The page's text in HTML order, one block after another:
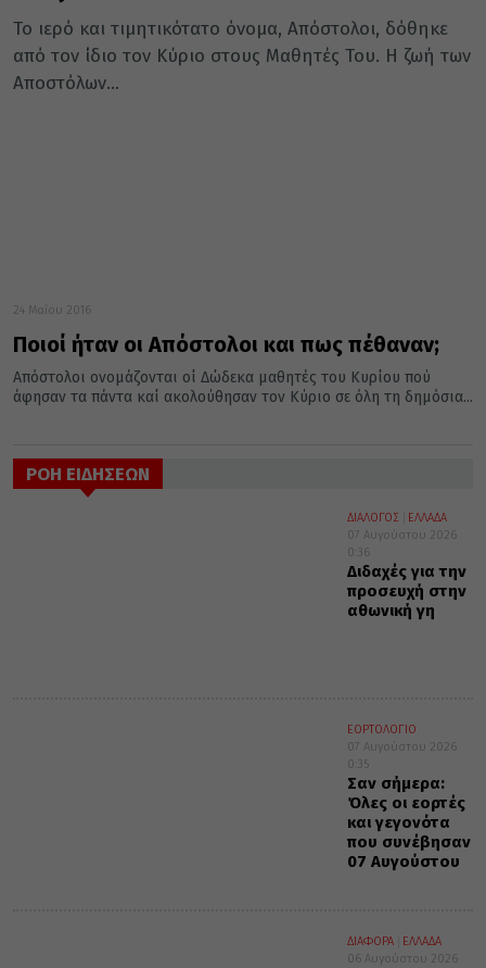
Το ιερό και τιμητικότατο όνομα, Απόστολοι, δόθηκε
από τον ίδιο τον Κύριο στους Μαθητές Του. Η ζωή των
Αποστόλων...
24 Μαΐου 2016
Ποιοί ήταν οι Απόστολοι και πως πέθαναν;
Απόστολοι ονομάζονται οί Δώδεκα μαθητές του Κυρίου πού
άφησαν τα πάντα καί ακολούθησαν τον Κύριο σε όλη τη δημόσια...
ΡΟΗ ΕΙΔΗΣΕΩΝ
ΔΙΑΛΟΓΟΣ
ΕΛΛΑΔΑ
07 Αυγούστου 2026
0:36
Διδαχές για την
προσευχή στην
αθωνική γη
ΕΟΡΤΟΛΟΓΙΟ
07 Αυγούστου 2026
0:35
Σαν σήμερα:
Όλες οι εορτές
και γεγονότα
που συνέβησαν
07 Αυγούστου
ΔΙΑΦΟΡΑ
ΕΛΛΑΔΑ
06 Αυγούστου 2026